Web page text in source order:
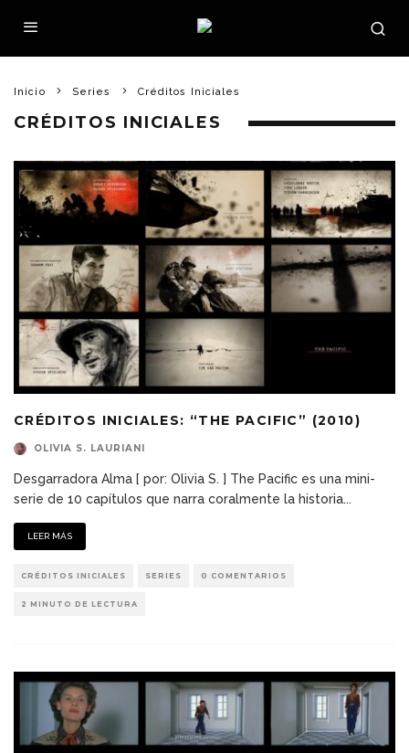
Inicio Series Créditos Iniciales
CRÉDITOS INICIALES
CRÉDITOS INICIALES: “THE PACIFIC” (2010)
OLIVIA S. LAURIANI
Desgarradora Alma [ por: Olivia S. ] The Pacific es una mini-
serie de 10 capítulos que narra coralmente la historia...
LEER MÁS
CRÉDITOS INICIALES SERIES 0 COMENTARIOS
2 MINUTO DE LECTURA